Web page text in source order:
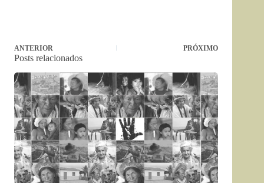
ANTERIOR PRÓXIMO
Posts relacionados